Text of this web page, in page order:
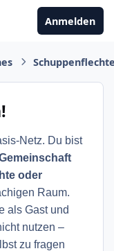
Anmelden
Netz. Du bist
oder
Raum.
als Gast und
nutzen –
zu fragen